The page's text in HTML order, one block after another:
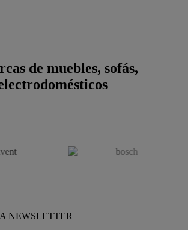
de muebles, sofás,
NEWSLETTER